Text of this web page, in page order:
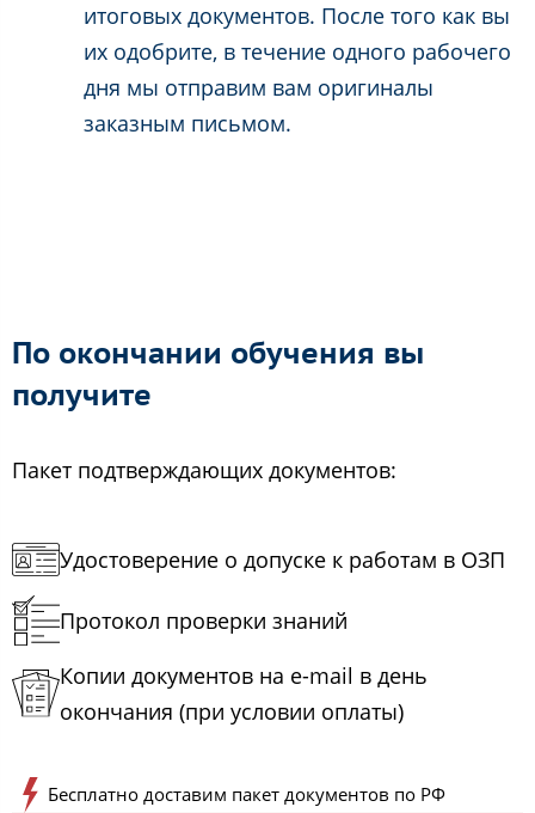
итоговых документов. После того как вы
их одобрите, в течение одного рабочего
дня мы отправим вам оригиналы
заказным письмом.
По окончании обучения вы
получите
Пакет подтверждающих документов:
Удостоверение о допуске к работам в ОЗП
Протокол проверки знаний
Копии документов на e-mail в день
окончания (при условии оплаты)
Бесплатно доставим пакет документов по РФ